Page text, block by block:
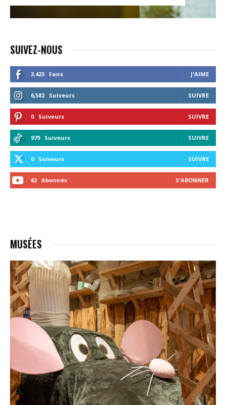
SUIVEZ-NOUS
3,423 Fans J'AIME
6,582 Suiveurs SUIVRE
0 Suiveurs SUIVRE
979 Suiveurs SUIVRE
0 Suiveurs SUIVRE
62 Abonnés S'ABONNER
MUSÉES